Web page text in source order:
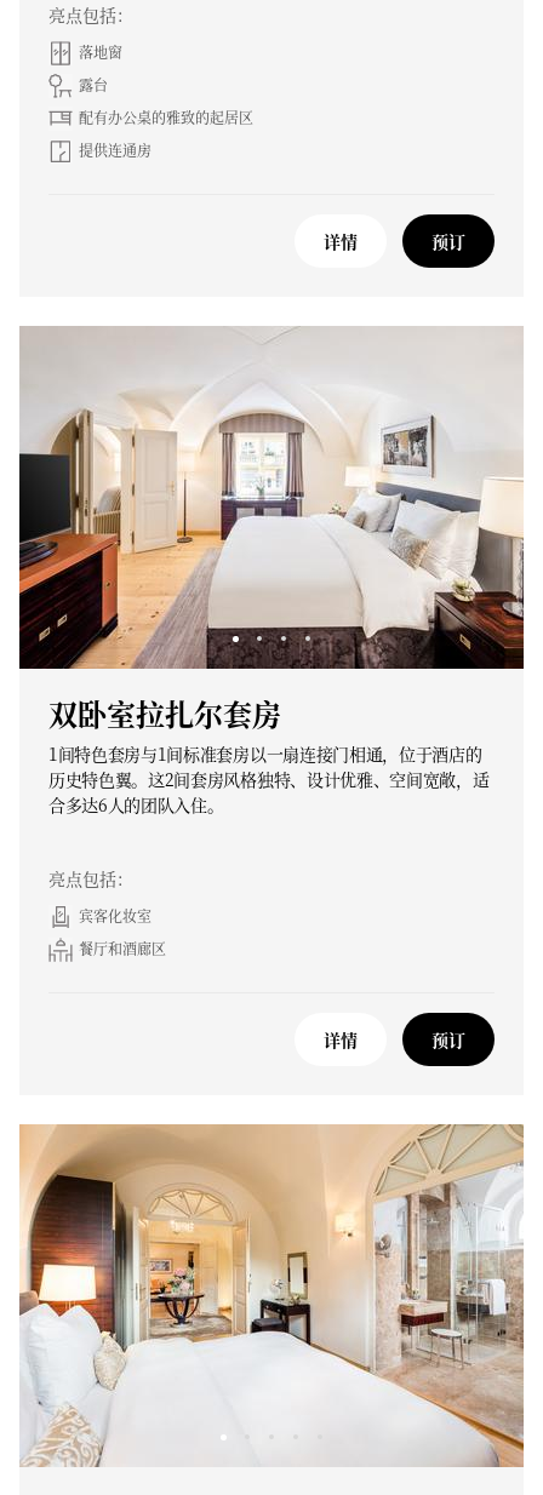
亮点包括：
落地窗
露台
配有办公桌的雅致的起居区
提供连通房
详情 预订
双卧室拉扎尔套房
1间特色套房与1间标准套房以一扇连接门相通，位于酒店的
历史特色翼。这2间套房风格独特、设计优雅、空间宽敞，适
合多达6人的团队入住。
亮点包括：
宾客化妆室
餐厅和酒廊区
详情 预订